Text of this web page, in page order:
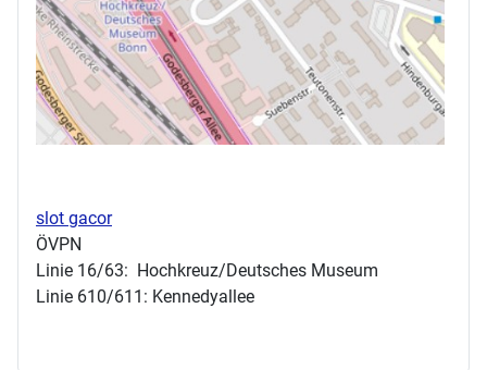
slot gacor
ÖVPN
Linie 16/63: Hochkreuz/Deutsches Museum
Linie 610/611: Kennedyallee